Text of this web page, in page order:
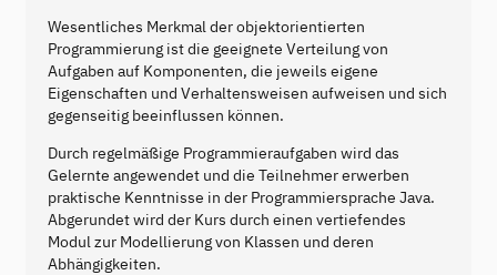
Wesentliches Merkmal der objektorientierten
Programmierung ist die geeignete Verteilung von
Aufgaben auf Komponenten, die jeweils eigene
Eigenschaften und Verhaltensweisen aufweisen und sich
gegenseitig beeinflussen können.
Durch regelmäßige Programmieraufgaben wird das
Gelernte angewendet und die Teilnehmer erwerben
praktische Kenntnisse in der Programmiersprache Java.
Abgerundet wird der Kurs durch einen vertiefendes
Modul zur Modellierung von Klassen und deren
Abhängigkeiten.